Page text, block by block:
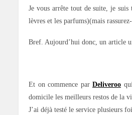
Je vous arrête tout de suite, je suis
lèvres et les parfums)(mais
Bref. Aujourd’hui donc, un article
Et on commence par Deliveroo
domicile les meilleurs restos de la
J’ai déjà testé le service plusieurs